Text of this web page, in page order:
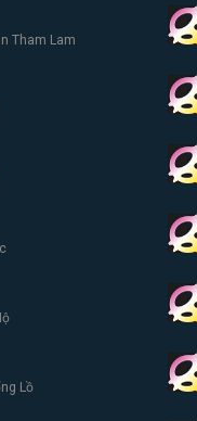
Tham Lam
Lồ